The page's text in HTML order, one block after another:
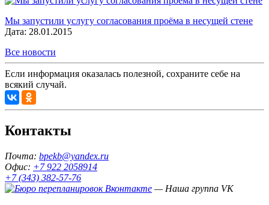
Мы запустили услугу согласования проёма в несущей стене
Дата: 28.01.2015
Все новости
Если информация оказалась полезной, сохраните себе на
всякий случай.
Контакты
Почта: bpekb@yandex.ru
Офис: +7 922 2058914
+7 (343) 382-57-76
— Наша группа VK